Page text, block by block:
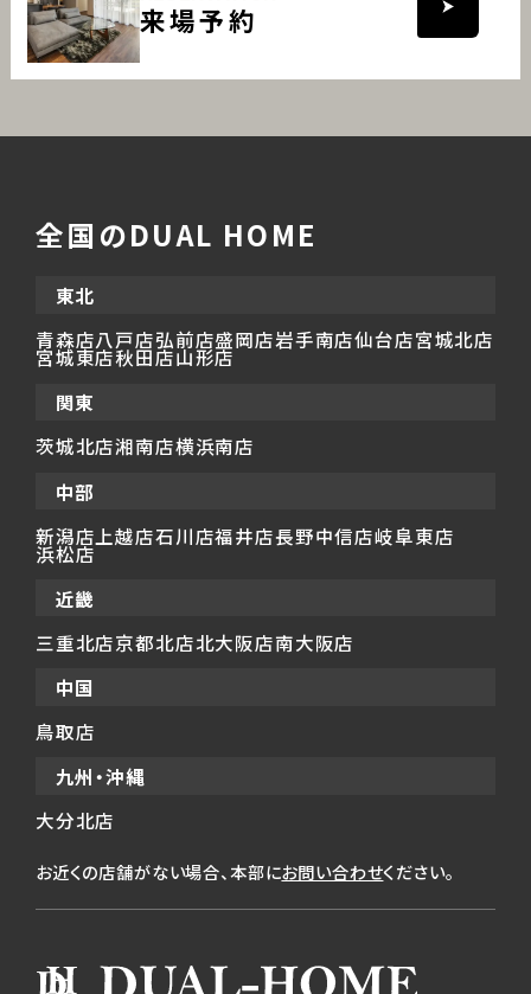
来場予約
全国のDUAL HOME
東北
青森店八戸店弘前店盛岡店岩手南店仙台店宮城北店
宮城東店秋田店山形店
関東
茨城北店湘南店横浜南店
中部
新潟店 上越店石川店福井店長野中信店岐阜東店
浜松店
近畿
三重北店京都北店北大阪店南大阪店
中国
鳥取店
九州・沖縄
大分北店
お近くの店舗がない場合、本部にお問い合わせください。